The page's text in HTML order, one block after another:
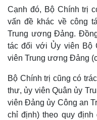
Cuộc sống đó đây
Hồ sơ
Cạnh đó, Bộ Chính trị
vấn đề khác về công
Trung ương Đảng.
tác đối với Ủy viên Bộ
viên Trung ương Đảng
Bộ Chính trị cũng có
thư, ủy viên Quân ủy
viên Đảng ủy Công an
chỉ định) theo quy